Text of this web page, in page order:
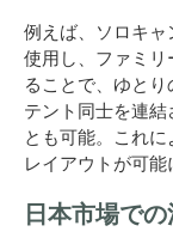
例えば、ソロキ
使用し、ファミ
ることで、ゆと
テント同士を連
とも可能。これ
レイアウトが可能
日本市場で